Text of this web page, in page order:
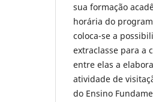
sua formação
horária do
coloca-se a
extraclasse para a
entre elas a
atividade de
do Ensino